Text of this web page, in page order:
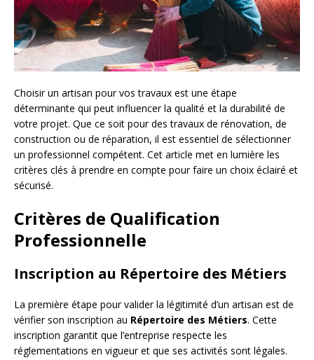
Choisir un artisan pour vos travaux est une étape
déterminante qui peut influencer la qualité et la durabilité de
votre projet. Que ce soit pour des travaux de rénovation, de
construction ou de réparation, il est essentiel de sélectionner
un professionnel compétent. Cet article met en lumière les
critères clés à prendre en compte pour faire un choix éclairé et
sécurisé.
Critères de Qualification
Professionnelle
Inscription au Répertoire des Métiers
La première étape pour valider la légitimité d’un artisan est de
vérifier son inscription au Répertoire des Métiers. Cette
inscription garantit que l’entreprise respecte les
réglementations en vigueur et que ses activités sont légales.